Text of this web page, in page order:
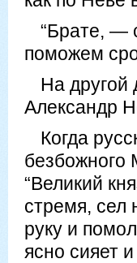
“Брате, —
поможем
На другой
Александр
Когда
безбожного
“Великий
стремя, сел
руку и
ясно сияет